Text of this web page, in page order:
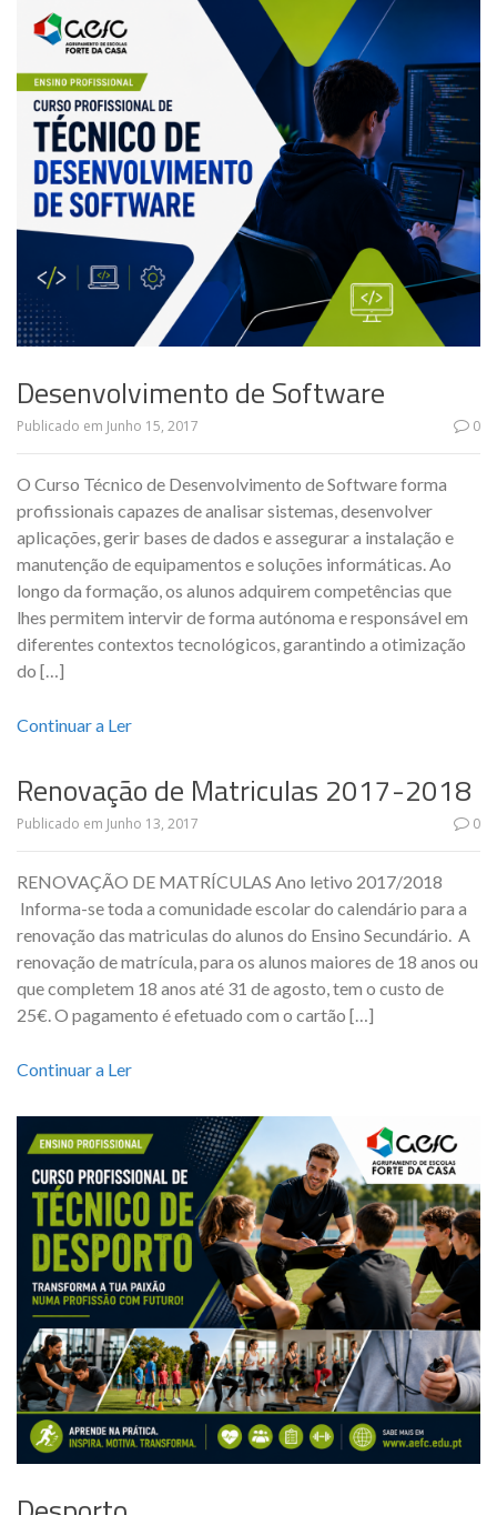
Desenvolvimento de Software
Publicado em Junho 15, 2017 0
O Curso Técnico de Desenvolvimento de Software forma
profissionais capazes de analisar sistemas, desenvolver
aplicações, gerir bases de dados e assegurar a instalação e
manutenção de equipamentos e soluções informáticas. Ao
longo da formação, os alunos adquirem competências que
lhes permitem intervir de forma autónoma e responsável em
diferentes contextos tecnológicos, garantindo a otimização
do […]
Continuar a Ler
Renovação de Matriculas 2017-2018
Publicado em Junho 13, 2017 0
RENOVAÇÃO DE MATRÍCULAS Ano letivo 2017/2018
Informa-se toda a comunidade escolar do calendário para a
renovação das matriculas do alunos do Ensino Secundário. A
renovação de matrícula, para os alunos maiores de 18 anos ou
que completem 18 anos até 31 de agosto, tem o custo de
25€. O pagamento é efetuado com o cartão […]
Continuar a Ler